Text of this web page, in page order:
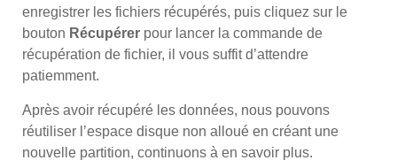
enregistrer les fichiers récupérés, puis cliquez sur le
bouton Récupérer pour lancer la commande de
récupération de fichier, il vous suffit d’attendre
patiemment.
Après avoir récupéré les données, nous pouvons
réutiliser l’espace disque non alloué en créant une
nouvelle partition, continuons à en savoir plus.